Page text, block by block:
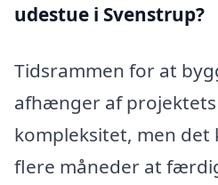
udestue i Svenstrup?
Tidsrammen for at
afhænger af
kompleksitet, men det
flere måneder at